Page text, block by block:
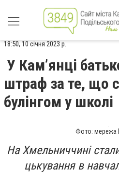
18:50, 10 січня 2023 р.
У Кам’янці
штраф за те, що
булінгом у школі
Фото: мережа
На Хмельниччині
цькування в